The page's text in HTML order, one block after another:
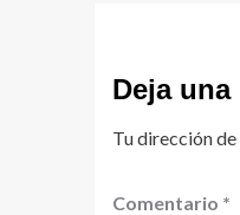
Deja
Tu dirección
Comentario *